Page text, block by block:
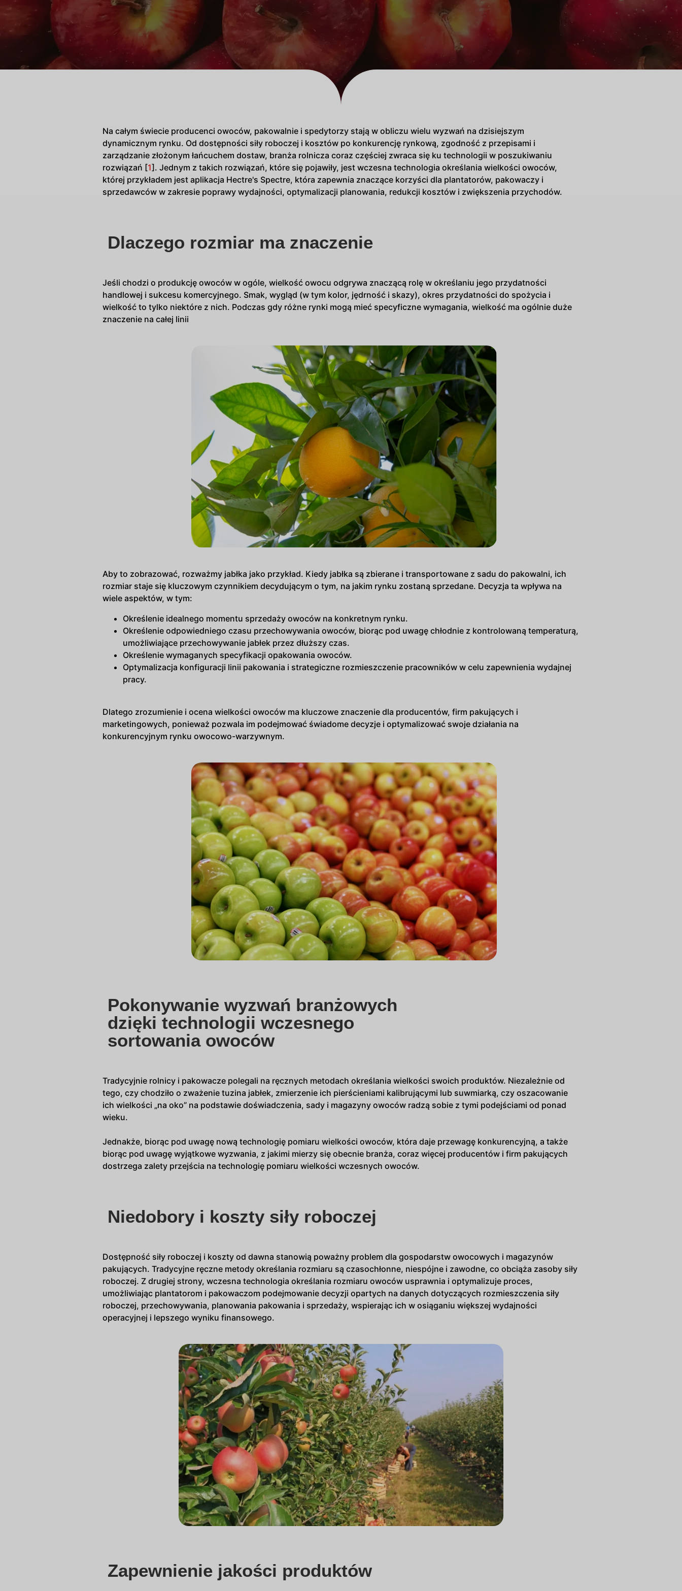
Na całym świecie producenci owoców, pakowalnie i spedytorzy stają w obliczu wielu wyzwań na dzisiejszym
dynamicznym rynku. Od dostępności siły roboczej i kosztów po konkurencję rynkową, zgodność z przepisami i
zarządzanie złożonym łańcuchem dostaw, branża rolnicza coraz częściej zwraca się ku technologii w poszukiwaniu
rozwiązań [1]. Jednym z takich rozwiązań, które się pojawiły, jest wczesna technologia określania wielkości owoców,
której przykładem jest aplikacja Hectre's Spectre, która zapewnia znaczące korzyści dla plantatorów, pakowaczy i
sprzedawców w zakresie poprawy wydajności, optymalizacji planowania, redukcji kosztów i zwiększenia przychodów.
Dlaczego rozmiar ma znaczenie
Jeśli chodzi o produkcję owoców w ogóle, wielkość owocu odgrywa znaczącą rolę w określaniu jego przydatności
handlowej i sukcesu komercyjnego. Smak, wygląd (w tym kolor, jędrność i skazy), okres przydatności do spożycia i
wielkość to tylko niektóre z nich. Podczas gdy różne rynki mogą mieć specyficzne wymagania, wielkość ma ogólnie duże
znaczenie na całej linii
Aby to zobrazować, rozważmy jabłka jako przykład. Kiedy jabłka są zbierane i transportowane z sadu do pakowalni, ich
rozmiar staje się kluczowym czynnikiem decydującym o tym, na jakim rynku zostaną sprzedane. Decyzja ta wpływa na
wiele aspektów, w tym:
Określenie idealnego momentu sprzedaży owoców na konkretnym rynku.
Określenie odpowiedniego czasu przechowywania owoców, biorąc pod uwagę chłodnie z kontrolowaną temperaturą,
umożliwiające przechowywanie jabłek przez dłuższy czas.
Określenie wymaganych specyfikacji opakowania owoców.
Optymalizacja konfiguracji linii pakowania i strategiczne rozmieszczenie pracowników w celu zapewnienia wydajnej
pracy.
Dlatego zrozumienie i ocena wielkości owoców ma kluczowe znaczenie dla producentów, firm pakujących i
marketingowych, ponieważ pozwala im podejmować świadome decyzje i optymalizować swoje działania na
konkurencyjnym rynku owocowo-warzywnym.
Pokonywanie wyzwań branżowych
dzięki technologii wczesnego
sortowania owoców
Tradycyjnie rolnicy i pakowacze polegali na ręcznych metodach określania wielkości swoich produktów. Niezależnie od
tego, czy chodziło o zważenie tuzina jabłek, zmierzenie ich pierścieniami kalibrującymi lub suwmiarką, czy oszacowanie
ich wielkości „na oko” na podstawie doświadczenia, sady i magazyny owoców radzą sobie z tymi podejściami od ponad
wieku.
Jednakże, biorąc pod uwagę nową technologię pomiaru wielkości owoców, która daje przewagę konkurencyjną, a także
biorąc pod uwagę wyjątkowe wyzwania, z jakimi mierzy się obecnie branża, coraz więcej producentów i firm pakujących
dostrzega zalety przejścia na technologię pomiaru wielkości wczesnych owoców.
Niedobory i koszty siły roboczej
Dostępność siły roboczej i koszty od dawna stanowią poważny problem dla gospodarstw owocowych i magazynów
pakujących. Tradycyjne ręczne metody określania rozmiaru są czasochłonne, niespójne i zawodne, co obciąża zasoby siły
roboczej. Z drugiej strony, wczesna technologia określania rozmiaru owoców usprawnia i optymalizuje proces,
umożliwiając plantatorom i pakowaczom podejmowanie decyzji opartych na danych dotyczących rozmieszczenia siły
roboczej, przechowywania, planowania pakowania i sprzedaży, wspierając ich w osiąganiu większej wydajności
operacyjnej i lepszego wyniku finansowego.
Zapewnienie jakości produktów